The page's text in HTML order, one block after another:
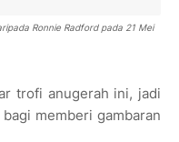
Ronnie Radford pada 21 Mei
trofi anugerah ini, jadi
memberi gambaran